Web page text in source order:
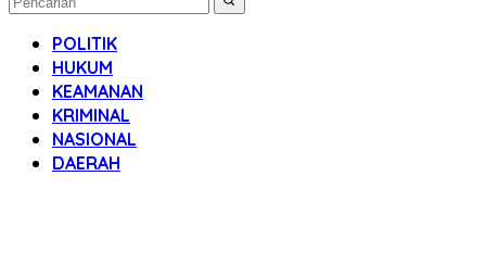
POLITIK
HUKUM
KEAMANAN
KRIMINAL
NASIONAL
DAERAH